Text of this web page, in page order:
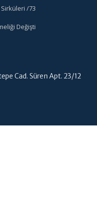
Sirküleri /73
Değişti
Cad. Süren Apt. 23/12